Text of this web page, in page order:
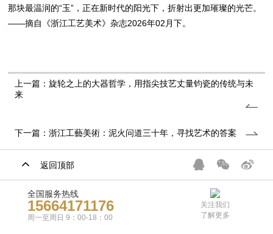
那块最温润的“玉”，正在新时代的阳光下，折射出更加璀璨的光芒。
——摘自《浙江工艺美术》杂志2026年02月下。
上一篇：旋轮之上的大器哲学，用指尖技艺丈量钧瓷的传统与未
来
下一篇：浙江工藝美術：泥火问道三十年，寻找艺术的答案
返回顶部
全国服务热线
15664171176
周一至周日 9：00-18：00
关注我们
了解更多